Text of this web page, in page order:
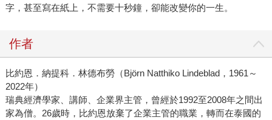
字，甚至寫在紙上，不需要十秒鐘，卻能改變你的一生。
作者
比約恩．納提科．林德布勞（Björn Natthiko Lindeblad，1961～
2022年）
瑞典經濟學家、講師、企業界主管，曾經於1992至2008年之間出
家為僧。26歲時，比約恩放棄了企業主管的職業，轉而在泰國的